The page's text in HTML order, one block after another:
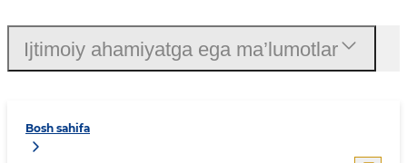
Bosh sahifa
Ijtimoiy ahamiyatga ega ma’lumotlar